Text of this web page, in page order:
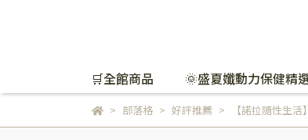
🛒全館商品 🌞盛夏孅動力保健精
部落格 好評推薦 【諾拉隨性生